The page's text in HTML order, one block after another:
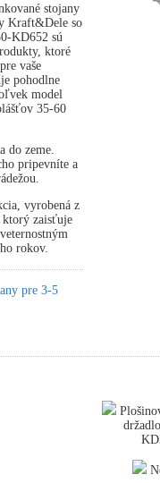
stojany
Kraft&Dele so
KD652 sú
ktoré
vaše
pohodlne
model
35-60
do zeme.
pripevníte a
vyrobená z
zaisťuje
rokov.
pre 3-5